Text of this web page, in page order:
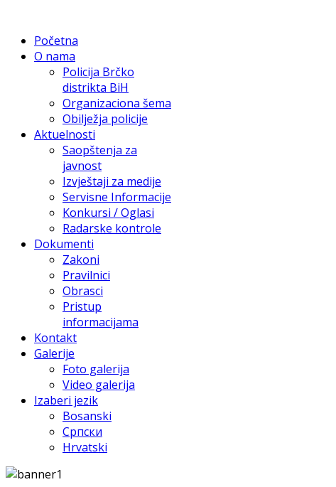
Početna
O nama
Policija Brčko
distrikta BiH
Organizaciona šema
Obilježja policije
Aktuelnosti
Saopštenja za
javnost
Izvještaji za medije
Servisne Informacije
Konkursi / Oglasi
Radarske kontrole
Dokumenti
Zakoni
Pravilnici
Obrasci
Pristup
informacijama
Kontakt
Galerije
Foto galerija
Video galerija
Izaberi jezik
Bosanski
Српски
Hrvatski